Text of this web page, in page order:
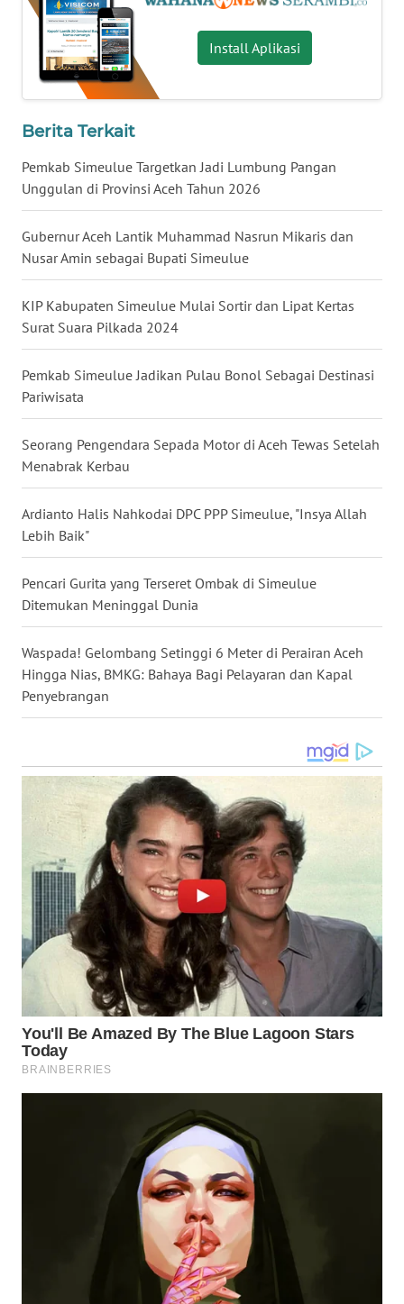
Install Aplikasi
Berita Terkait
Pemkab Simeulue Targetkan Jadi Lumbung Pangan
Unggulan di Provinsi Aceh Tahun 2026
Gubernur Aceh Lantik Muhammad Nasrun Mikaris dan
Nusar Amin sebagai Bupati Simeulue
KIP Kabupaten Simeulue Mulai Sortir dan Lipat Kertas
Surat Suara Pilkada 2024
Pemkab Simeulue Jadikan Pulau Bonol Sebagai Destinasi
Pariwisata
Seorang Pengendara Sepada Motor di Aceh Tewas Setelah
Menabrak Kerbau
Ardianto Halis Nahkodai DPC PPP Simeulue, "Insya Allah
Lebih Baik"
Pencari Gurita yang Terseret Ombak di Simeulue
Ditemukan Meninggal Dunia
Waspada! Gelombang Setinggi 6 Meter di Perairan Aceh
Hingga Nias, BMKG: Bahaya Bagi Pelayaran dan Kapal
Penyebrangan
KALBAR
WN
KALTENG
WN
WN
SULSEL
WN
GORONTALO
WN
SULUT
WN
MALUKU
WN
WN
DAIRI
TOBA
WN
WN
LANGKAT
WN
TAPANULI
SELATAN
WN
TANJUNG
LESUNG
SIMALUNGUN